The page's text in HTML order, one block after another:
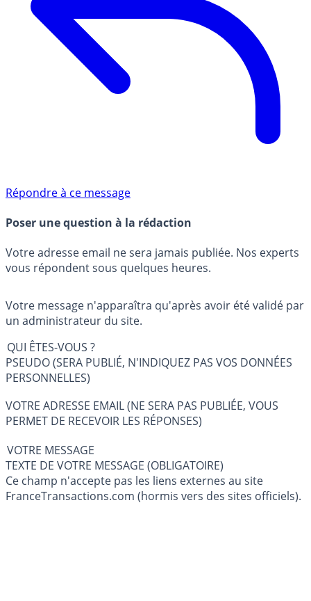
Répondre à ce message
Poser une question à la rédaction
Votre adresse email ne sera jamais publiée. Nos experts
vous répondent sous quelques heures.
Votre message n'apparaîtra qu'après avoir été validé par
un administrateur du site.
QUI ÊTES-VOUS ?
PSEUDO (SERA PUBLIÉ, N'INDIQUEZ PAS VOS DONNÉES
PERSONNELLES)
VOTRE ADRESSE EMAIL (NE SERA PAS PUBLIÉE, VOUS
PERMET DE RECEVOIR LES RÉPONSES)
VOTRE MESSAGE
TEXTE DE VOTRE MESSAGE (OBLIGATOIRE)
Ce champ n'accepte pas les liens externes au site
FranceTransactions.com (hormis vers des sites officiels).